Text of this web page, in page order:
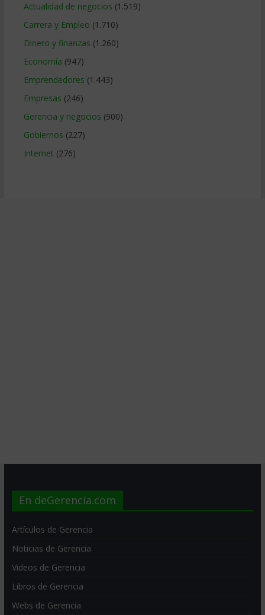
Actualidad de negocios (1.519)
Carrera y Empleo (1.710)
Dinero y finanzas (1.260)
Economía (947)
Emprendedores (1.443)
Empresas (246)
Gerencia y negocios (900)
Gobiernos (227)
Internet (276)
En deGerencia.com
Artículos de Gerencia
Noticias de Gerencia
Videos de Gerencia
Libros de Gerencia
Webs de Gerencia